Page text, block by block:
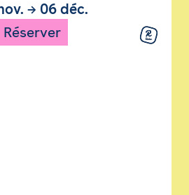
→ 06 déc.
Réserver